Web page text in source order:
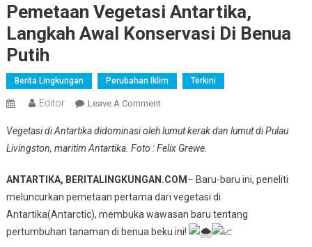
Pemetaan Vegetasi Antartika,
Langkah Awal Konservasi Di Benua
Putih
Berita Lingkungan Perubahan Iklim Terkini
Editor Leave A CommentOn
Vegetasi
Antartika,
Awal
Konservasi
Di
Benua
Vegetasi di Antartika didominasi oleh lumut kerak dan lumut di Pulau
Livingston, maritim Antartika. Foto : Felix Grewe.
ANTARTIKA, BERITALINGKUNGAN.COM– Baru-baru ini, peneliti
meluncurkan pemetaan pertama dari vegetasi di
Antartika(Antarctic), membuka wawasan baru tentang
pertumbuhan tanaman di benua beku ini!